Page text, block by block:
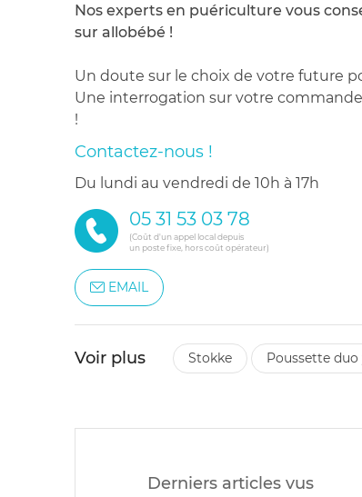
Nos experts en puériculture vous
sur allobébé !
Un doute sur le choix de votre future
Une interrogation sur votre
!
Contactez-nous !
du lundi au vendredi de 10h à 17h
05 31 53 03 78
(Coût d'un appel local depuis
un poste fixe, hors coût opérateur)
EMAIL
Voir plus stokke poussette
Derniers articles vus